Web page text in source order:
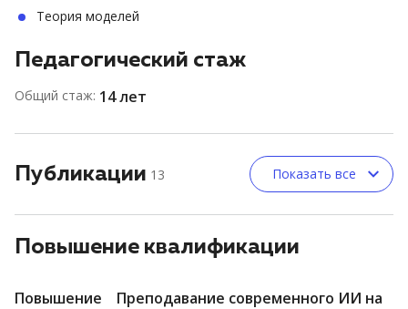
Теория моделей
Педагогический стаж
Общий стаж: 14 лет
Публикации 13 Показать все
Повышение квалификации
Повышение
Преподавание современного ИИ на